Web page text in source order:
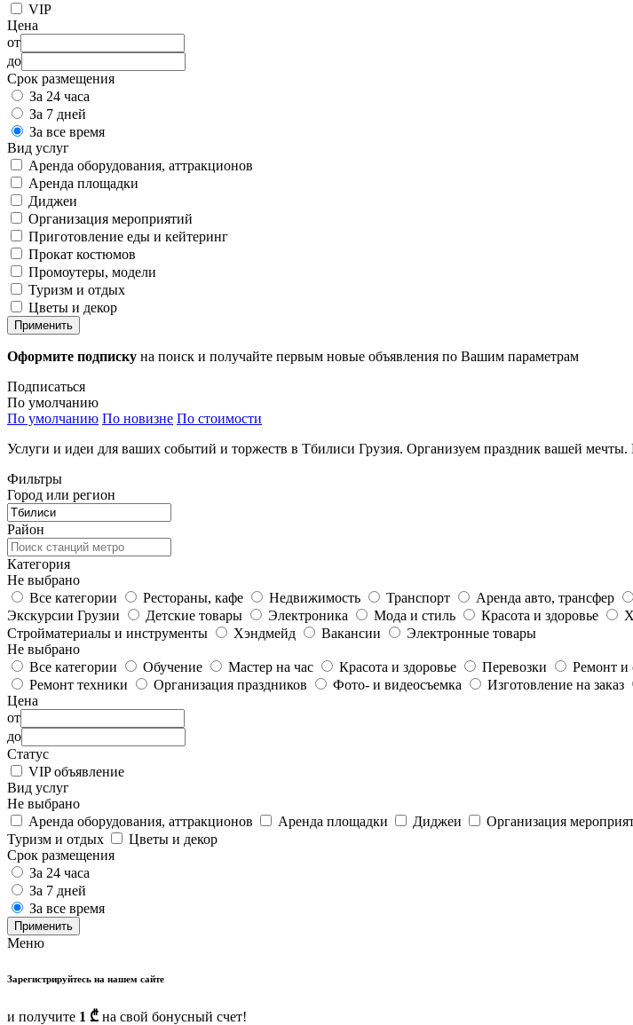
VIP
Цена
от
до
Срок размещения
За 24 часа
За 7 дней
За все время
Вид услуг
Аренда оборудования, аттракционов
Аренда площадки
Диджеи
Организация мероприятий
Приготовление еды и кейтеринг
Прокат костюмов
Промоутеры, модели
Туризм и отдых
Цветы и декор
Применить
Оформите подписку на поиск и получайте первым новые объявления по Вашим параметрам
Подписаться
По умолчанию
По умолчанию По новизне По стоимости
Услуги и идеи для ваших событий и торжеств в Тбилиси Грузия. Организуем праздник вашей
Фильтры
Город или регион
Район
Категория
Не выбрано
Все категории
Рестораны, кафе Недвижимость Транспорт Аренда авто, трансфер
Экскурсии Грузии
Детские товары Электроника Мода и стиль Красота и здоровье
Стройматериалы и инструменты
Хэндмейд Вакансии
Электронные товары
Не выбрано
Все категории
Обучение Мастер на час Красота и здоровье Перевозки Ремонт и
Ремонт техники
Организация праздников Фото- и видеосъемка Изготовление на заказ
Цена
от
до
Статус
VIP объявление
Вид услуг
Не выбрано
Аренда оборудования, аттракционов
Аренда площадки Диджеи Организация
Туризм и отдых
Цветы и декор
Срок размещения
За 24 часа
За 7 дней
За все время
Применить
Меню
Зарегистрируйтесь на нашем сайте
и получите 1 ₾ на свой бонусный счет!